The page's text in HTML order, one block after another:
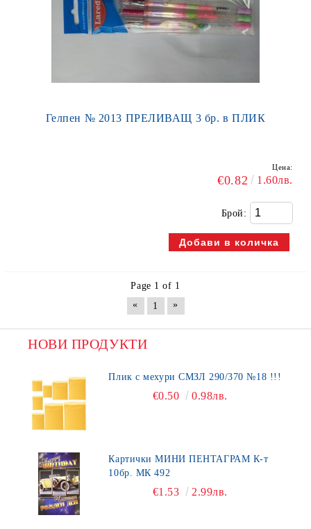
Гелпен № 2013 ПРЕЛИВАЩ 3 бр. в ПЛИК
Цена:
€0.82 1.60лв.
Брой:
Page 1 of 1
«
1 »
НОВИ ПРОДУКТИ
Плик с мехури СМЗЛ 290/370 №18 !!!
€0.50 0.98лв.
Картички МИНИ ПЕНТАГРАМ К-т
10бр. МК 492
€1.53 2.99лв.